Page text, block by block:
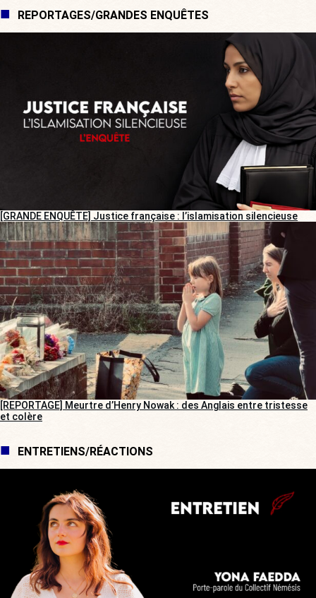
REPORTAGES/GRANDES ENQUÊTES
[GRANDE ENQUÊTE] Justice française : l’islamisation silencieuse
[REPORTAGE] Meurtre d’Henry Nowak : des Anglais entre tristesse
et colère
ENTRETIENS/RÉACTIONS